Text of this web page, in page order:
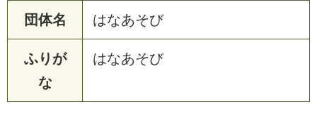
団体名 はなあそび
ふりが
な
はなあそび